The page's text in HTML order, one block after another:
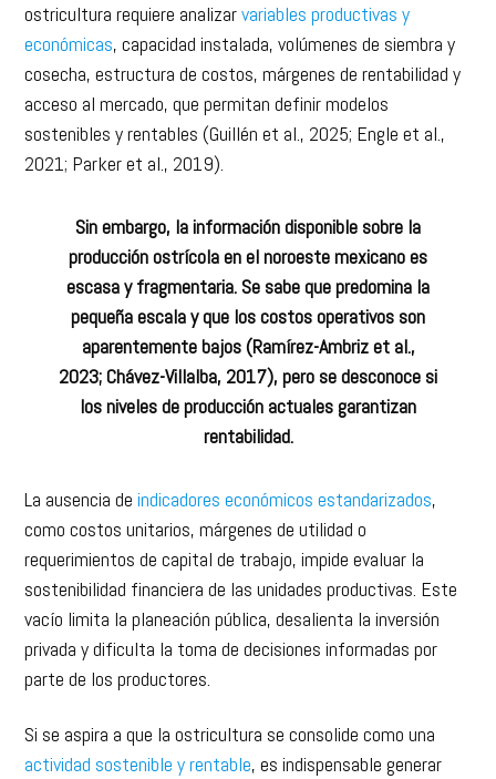
ostricultura requiere analizarvariables productivas y
económicas, capacidad instalada, volúmenes de siembra y
cosecha, estructura de costos, márgenes de rentabilidad y
acceso al mercado, que permitan definir modelos
sostenibles y rentables (Guillén et al., 2025; Engle et al.,
2021; Parker et al., 2019).
Sin embargo, la información disponible sobre la
producción ostrícola en el noroeste mexicano es
escasa y fragmentaria. Se sabe que predomina la
pequeña escala y que los costos operativos son
aparentemente bajos (Ramírez-Ambriz et al.,
2023; Chávez-Villalba, 2017), pero se desconoce si
los niveles de producción actuales garantizan
rentabilidad.
La ausencia deindicadores económicos estandarizados,
como costos unitarios, márgenes de utilidad o
requerimientos de capital de trabajo, impide evaluar la
sostenibilidad financiera de las unidades productivas. Este
vacío limita la planeación pública, desalienta la inversión
privada y dificulta la toma de decisiones informadas por
parte de los productores.
Si se aspira a que la ostricultura se consolide como una
actividad sostenible y rentable, es indispensable generar